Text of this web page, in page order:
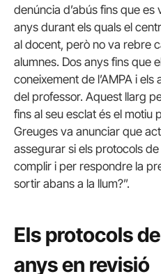
denúncia d’abús fins que es
anys durant els quals el
al docent, però no va rebre
alumnes. Dos anys fins que
coneixement de l’AMPA i
del professor. Aquest llarg
fins al seu esclat és el motiu
Greuges va anunciar que
assegurar si els protocols
complir i per respondre la
sortir abans a la llum?”.
Els protocols
anys en revisió